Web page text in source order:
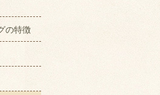
の特徴